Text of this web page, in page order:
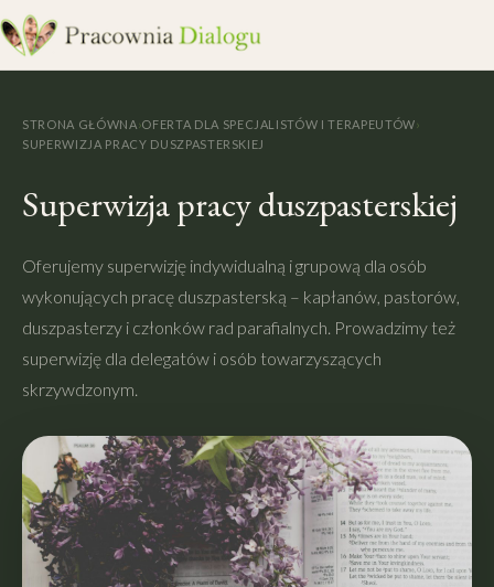
STRONA GŁÓWNA›OFERTA DLA SPECJALISTÓW I TERAPEUTÓW›
SUPERWIZJA PRACY DUSZPASTERSKIEJ
Superwizja pracy duszpasterskiej
Oferujemy superwizję indywidualną i grupową dla osób
wykonujących pracę duszpasterską – kapłanów, pastorów,
duszpasterzy i członków rad parafialnych. Prowadzimy też
superwizję dla delegatów i osób towarzyszących
skrzywdzonym.